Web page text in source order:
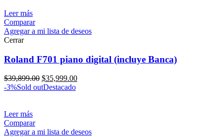
Leer más
Comparar
Agregar a mi lista de deseos
Cerrar
Roland F701 piano digital (incluye Banca)
$39,899.00 $35,999.00
-3%Sold outDestacado
Leer más
Comparar
Agregar a mi lista de deseos